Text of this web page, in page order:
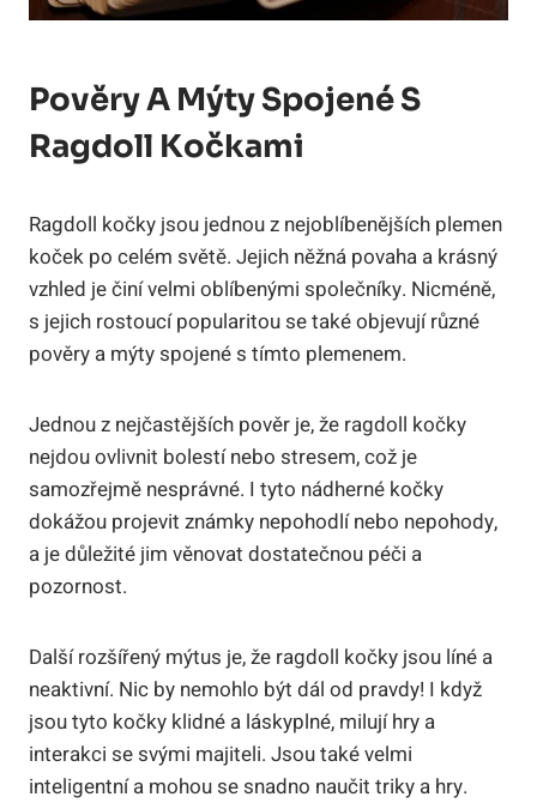
Pověry A Mýty Spojené S
Ragdoll Kočkami
Ragdoll ⁢kočky jsou jednou z nejoblíbenějších plemen
koček po celém světě. Jejich něžná povaha a krásný
vzhled je činí velmi oblíbenými společníky. Nicméně,
s jejich rostoucí popularitou‌ se také objevují různé
pověry a mýty spojené s tímto plemenem.
Jednou⁤ z nejčastějších pověr je, že ragdoll ⁣kočky
nejdou ovlivnit bolestí nebo ⁤stresem,⁤ což‍ je
samozřejmě nesprávné. I tyto⁤ nádherné kočky
dokážou projevit známky nepohodlí ‍nebo nepohody,
a⁣ je⁢ důležité jim věnovat dostatečnou péči a
‍pozornost.
Další rozšířený mýtus je, že ragdoll kočky jsou líné a
neaktivní. Nic ⁤by ⁣nemohlo být dál od pravdy! ‍I když
⁤jsou tyto ⁣kočky klidné a láskyplné, milují hry a
interakci se svými majiteli. ‍Jsou také velmi
inteligentní a mohou se snadno naučit ​triky a ‌hry.